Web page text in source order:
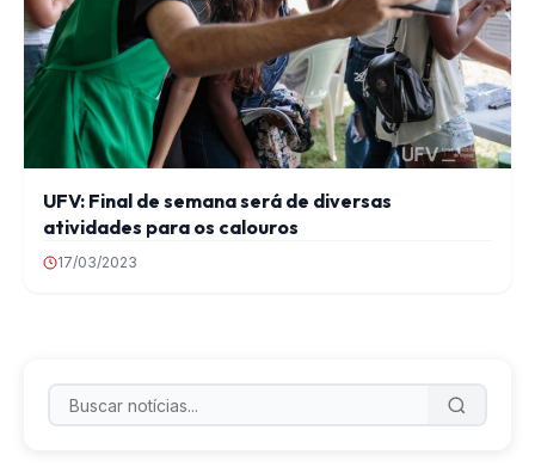
UFV: Final de semana será de diversas
atividades para os calouros
17/03/2023